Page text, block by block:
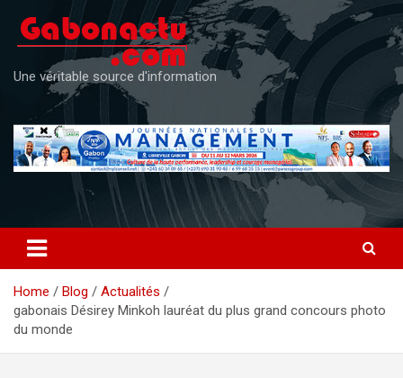
content
Une véritable source d'information
Home Blog
Actualités
gabonais Désirey Minkoh lauréat du plus grand concours photo
du monde